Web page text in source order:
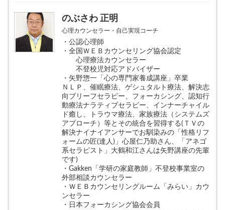
のぶさわ 正明
心理カウンセラー・自己実現コーチ
・公認心理師
・全国ＷＥＢカウンセリング協会認定
心理療法カウンセラー
不登校児対応アドバイザー
・矢野惣一「心の専門家養成講座」卒業
ＮＬＰ、催眠療法、ゲシュタルト療法、解決志
向ブリーフセラピー、フォーカシング、認知行
動療法ナラティブセラピー、インナーチャイル
ド癒し、トラウマ療法、家族療法（システムズ
アプローチ）等とその統合を習得する(ＴＶの
解決ナイナイアンサーでお馴染みの「性格リフ
ォームの匠(達人)」心屋仁乃助さん、「アネゴ
系セラピスト」大鶴和江さんは矢野講座の先輩
です)
・Gakken「学研の家庭教師」不登校事業室の
外部相談カウンセラー
・ＷＥＢカウンセリングルーム「みらい」カウ
ンセラー
・日本フォーカシング協会会員